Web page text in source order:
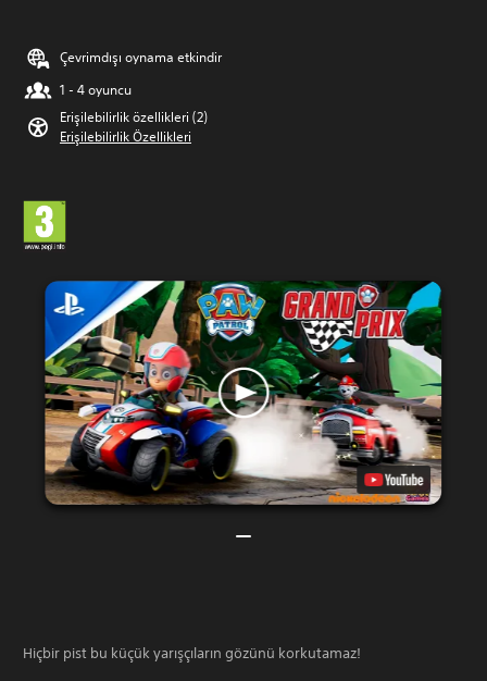
Çevrimdışı oynama etkindir
1 - 4 oyuncu
Erişilebilirlik özellikleri (2)
Erişilebilirlik Özellikleri
Hiçbir pist bu küçük yarışçıların gözünü korkutamaz!